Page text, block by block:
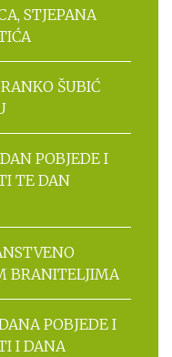
STJEPANA
ŠUBIĆ
POBJEDE I
TE DAN
BRANITELJIMA
POBJEDE I
I DANA